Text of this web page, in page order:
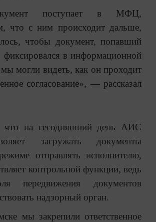
поступает в МФЦ,
что с ним происходит дальше,
чтобы документ, попавший
в информационной
могли видеть, как он проходит
согласование», — рассказал
что на сегодняшний день АИС
загружать документы
отправлять исполнителю,
контрольной функции, ведь
передвижения документов
надзорный орган.
мы закрепили ответственное